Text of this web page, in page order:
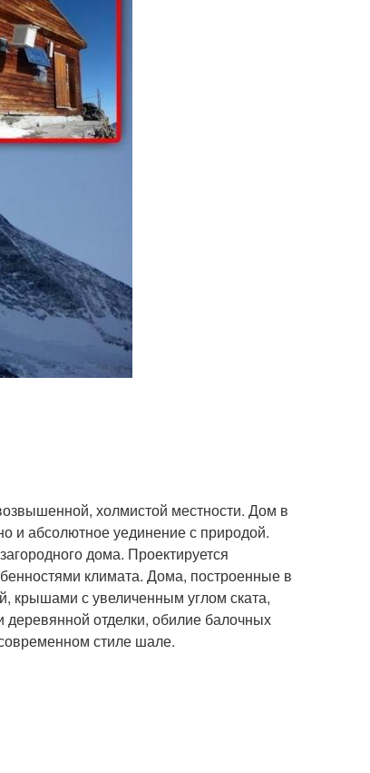
холмистой местности. Дом в
и абсолютное уединение с природой.
дома. Проектируется
климата. Дома, построенные в
крышами с увеличенным углом ската,
деревянной отделки, обилие балочных
стиле шале.